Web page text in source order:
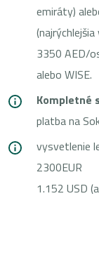
emiráty)
3350 AED/
alebo WISE.
Kompletné
platba na
vysvetlenie
1.152 USD